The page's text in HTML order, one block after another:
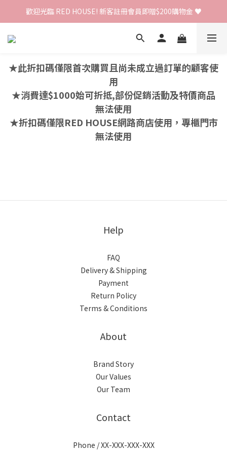
歡迎光臨 RED HOUSE! 新客註冊會員即贈$200購物金 ♥
歡迎光臨 RED HOUSE! 新客註冊會員即贈$200購物金 ♥
全館單筆訂單滿 $2000 免運 🚚
★此折扣碼僅限首次購買且尚未成立過訂單的顧客使
用
★消費達$1000始可折抵,部份促銷活動及特價商品
無法使用
★折扣碼僅限RED HOUSE網路商店使用，專櫃門市
無法使用
Help
FAQ
Delivery & Shipping
Payment
Return Policy
Terms & Conditions
About
Brand Story
Our Values
Our Team
Contact
Phone / XX-XXX-XXX-XXX